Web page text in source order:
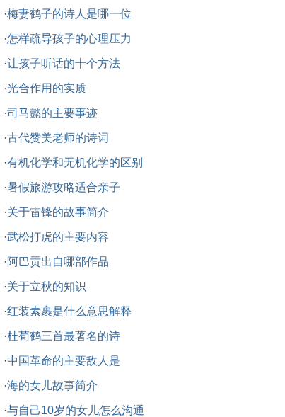
·梅妻鹤子的诗人是哪一位
·怎样疏导孩子的心理压力
·让孩子听话的十个方法
·光合作用的实质
·司马懿的主要事迹
·古代赞美老师的诗词
·有机化学和无机化学的区别
·暑假旅游攻略适合亲子
·关于雷锋的故事简介
·武松打虎的主要内容
·阿巴贡出自哪部作品
·关于立秋的知识
·红装素裹是什么意思解释
·杜荀鹤三首最著名的诗
·中国革命的主要敌人是
·海的女儿故事简介
·与自己10岁的女儿怎么沟通